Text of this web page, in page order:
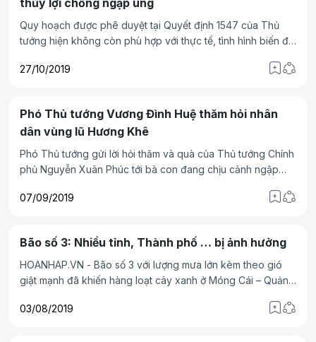
Quy hoạch được phê duyệt tại Quyết định 1547 của Thủ
tướng hiện không còn phù hợp với thực tế, tình hình biến đổi
Thành phố Hồ Chí Minh.
27/10/2019
Phó Thủ tướng Vương Đình Huệ thăm hỏi nhân
dân vùng lũ Hương Khê
Phó Thủ tướng gửi lời hỏi thăm và quà của Thủ tướng Chính
phủ Nguyễn Xuân Phúc tới bà con đang chịu cảnh ngập
07/09/2019
Bão số 3: Nhiều tỉnh, Thành phố … bị ảnh hưởng
HOANHAP.VN - Bão số 3 với lượng mưa lớn kèm theo gió
giật mạnh đã khiến hàng loạt cây xanh ở Móng Cái – Quảng
lũ quét. Trong khi đó, nhiều tuyến phố của Hải Phòng cũng
03/08/2019